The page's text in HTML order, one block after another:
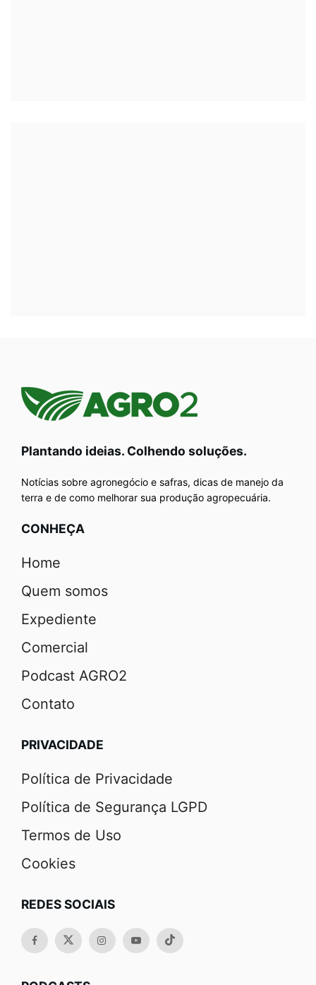
Plantando ideias. Colhendo soluções.
Notícias sobre agronegócio e safras, dicas de manejo da
terra e de como melhorar sua produção agropecuária.
CONHEÇA
Home
Quem somos
Expediente
Comercial
Podcast AGRO2
Contato
PRIVACIDADE
Política de Privacidade
Política de Segurança LGPD
Termos de Uso
Cookies
REDES SOCIAIS